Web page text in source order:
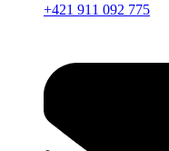
+421 911 092 775